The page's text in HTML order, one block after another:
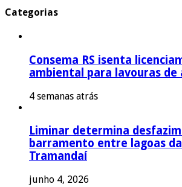
Categorias
Consema RS isenta
ambiental para lavouras de
4 semanas atrás
Liminar determina
barramento entre lagoas
Tramandaí
junho 4, 2026